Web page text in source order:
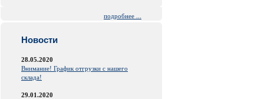
подробнее ...
Новости
28.05.2020
Внимание! График отгрузки с нашего
склада!
29.01.2020